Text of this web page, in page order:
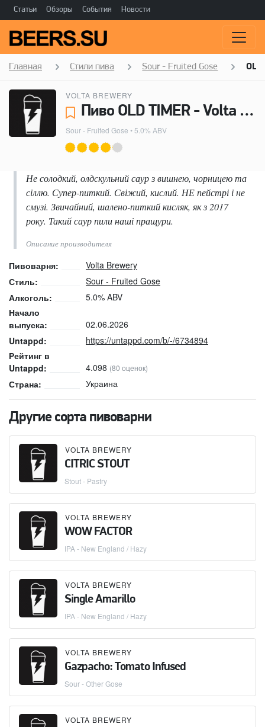
Статьи Обзоры События Новости
Главная Стили пива Sour - Fruited Gose
VOLTA BREWERY
Пиво OLD TIMER - Volta Brewery
Sour - Fruited Gose • 5.0% ABV
Не солодкий, олдскульний саур з вишнею, чорницею та
сіллю. Супер-питкий. Свіжий, кислий. НЕ пейстрі і не
смузі. Звичайний, шалено-питкий кисляк, як з 2017
року. Такий саур пили наші пращури.
Описание производителя
Пивоварня:
Volta Brewery
Стиль:
Sour - Fruited Gose
Алкоголь:
5.0% ABV
Начало
выпуска:
02.06.2026
Untappd:
https://untappd.com/b/-/6734894
Рейтинг в
Untappd:
4.098 (80 оценок)
Страна: Украина
Другие сорта пивоварни
VOLTA BREWERY
CITRIC STOUT
Stout - Pastry
VOLTA BREWERY
WOW FACTOR
IPA - New England / Hazy
VOLTA BREWERY
Single Amarillo
IPA - New England / Hazy
VOLTA BREWERY
Gazpacho: Tomato Infused
Sour - Other Gose
VOLTA BREWERY